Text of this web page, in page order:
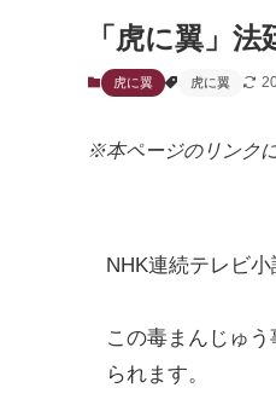
「虎に翼」
虎に翼 虎に翼
※本ページのリンク
NHK連続テレビ
この毒まんじゅ
られます。